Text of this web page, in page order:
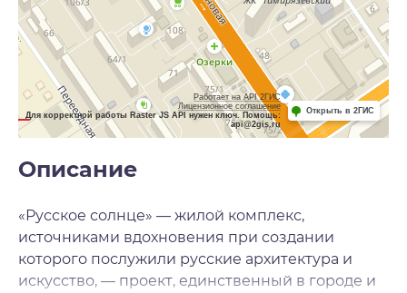
Работает на API 2ГИС
Лицензионное соглашение
Для корректной работы Raster JS API нужен ключ. Помощь:
api@2gis.ru
Открыть в 2ГИС
Описание
«Русское солнце» — жилой комплекс,
источниками вдохновения при создании
которого послужили русские архитектура и
искусство, — проект, единственный в городе и